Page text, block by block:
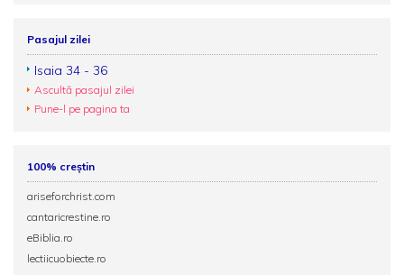
Pasajul zilei
Isaia 34 - 36
Ascultă pasajul zilei
Pune-l pe pagina ta
100% creștin
ariseforchrist.com
cantaricrestine.ro
eBiblia.ro
lectiicuobiecte.ro